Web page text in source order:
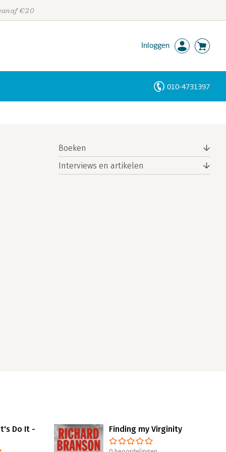
€20
Inloggen
010-4731397
Boeken
Interviews en artikelen
Do It - Finding my Virginity
Personen